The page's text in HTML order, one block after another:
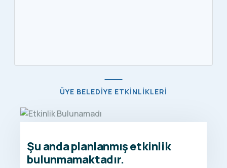
ÜYE BELEDIYE ETKINLIKLERI
Şu anda planlanmış etkinlik
bulunmamaktadır.